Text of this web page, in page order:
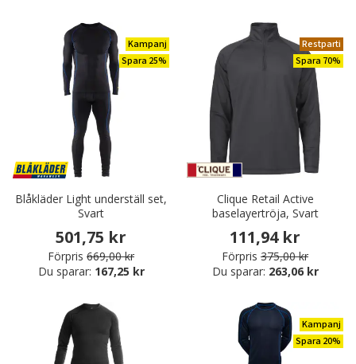
Kampanj
Spara 25%
Blåkläder Light underställ set,
Svart
501,75 kr
Förpris 669,00 kr
Du sparar: 167,25 kr
Restparti
Spara 70%
Clique Retail Active
baselayertröja, Svart
111,94 kr
Förpris 375,00 kr
Du sparar: 263,06 kr
Kampanj
Spara 20%